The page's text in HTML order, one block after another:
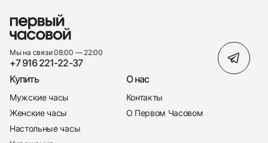
Мы на связи 08:00 — 22:00
+7 916 221-22-37
Купить
Мужские часы
Женские часы
Настольные часы
О нас
Контакты
О Первом Часовом